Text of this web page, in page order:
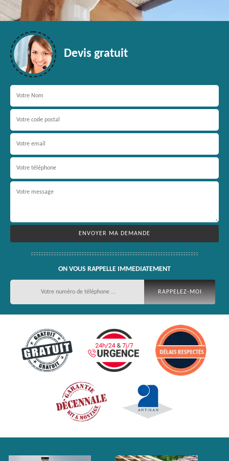
Devis gratuit
ON VOUS RAPPELLE IMMEDIATEMENT